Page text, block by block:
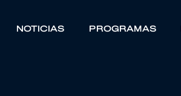
NOTICIAS PROGRAMAS